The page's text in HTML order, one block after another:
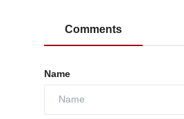
Comments
Name